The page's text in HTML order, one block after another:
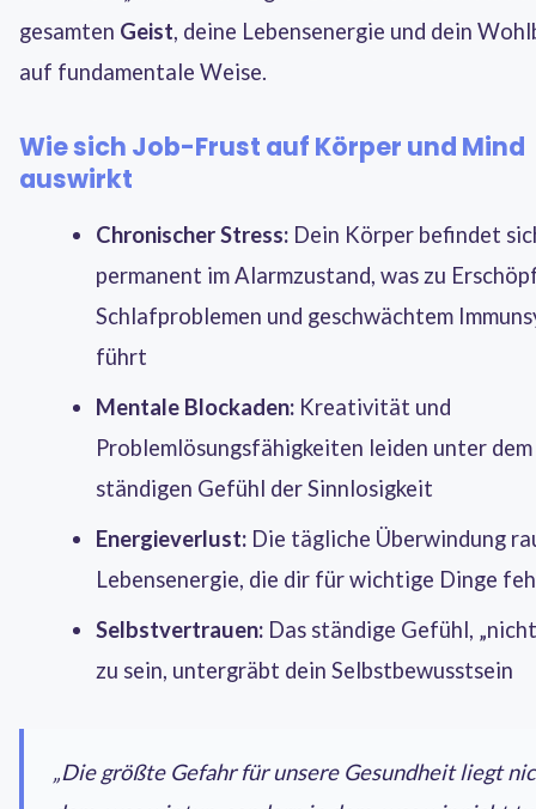
gesamten Geist, deine Lebensenergie und dein
auf fundamentale Weise.
Wie sich Job-Frust auf Körper und Mind
auswirkt
Chronischer Stress: Dein Körper befindet
permanent im Alarmzustand, was zu
Schlafproblemen und geschwächtem
führt
Mentale Blockaden: Kreativität und
Problemlösungsfähigkeiten leiden unter dem
ständigen Gefühl der Sinnlosigkeit
Energieverlust: Die tägliche Überwindung
Lebensenergie, die dir für wichtige Dinge
Selbstvertrauen: Das ständige Gefühl,
zu sein, untergräbt dein Selbstbewusstsein
„Die größte Gefahr für unsere Gesundheit liegt